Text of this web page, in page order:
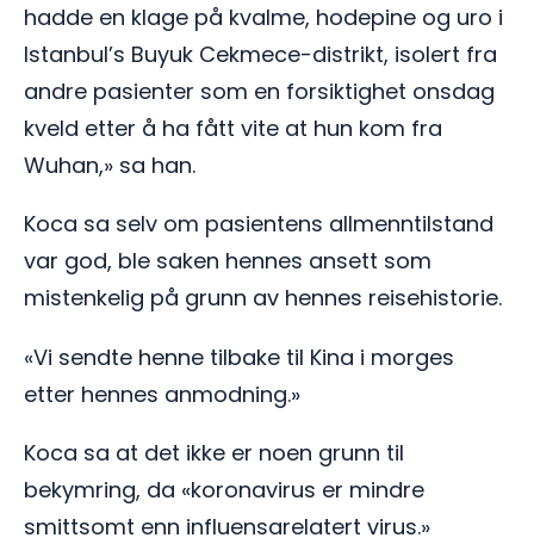
hadde en klage på kvalme, hodepine og uro i
Istanbul’s Buyuk Cekmece-distrikt, isolert fra
andre pasienter som en forsiktighet onsdag
kveld etter å ha fått vite at hun kom fra
Wuhan,» sa han.
Koca sa selv om pasientens allmenntilstand
var god, ble saken hennes ansett som
mistenkelig på grunn av hennes reisehistorie.
«Vi sendte henne tilbake til Kina i morges
etter hennes anmodning.»
Koca sa at det ikke er noen grunn til
bekymring, da «koronavirus er mindre
smittsomt enn influensarelatert virus.»